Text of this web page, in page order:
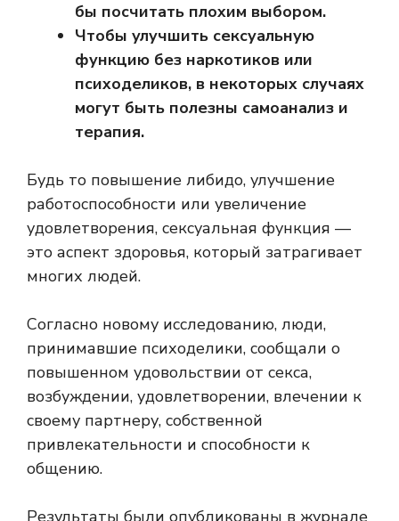
бы посчитать плохим выбором.
Чтобы улучшить сексуальную
функцию без наркотиков или
психоделиков, в некоторых случаях
могут быть полезны самоанализ и
терапия.
Будь то повышение либидо, улучшение
работоспособности или увеличение
удовлетворения, сексуальная функция —
это аспект здоровья, который затрагивает
многих людей.
Согласно новому исследованию, люди,
принимавшие психоделики, сообщали о
повышенном удовольствии от секса,
возбуждении, удовлетворении, влечении к
своему партнеру, собственной
привлекательности и способности к
общению.